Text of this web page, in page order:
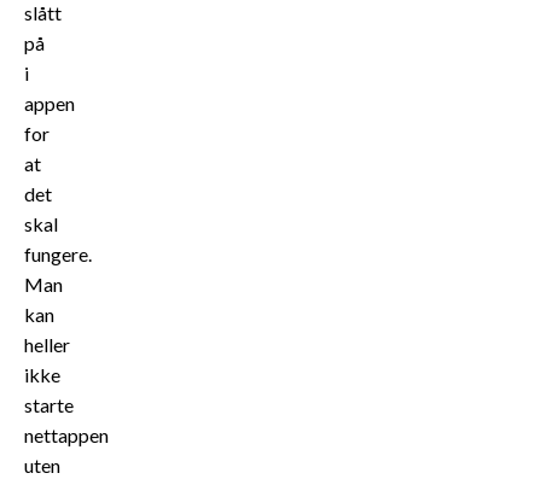
slått
på
i
appen
for
at
det
skal
fungere.
Man
kan
heller
ikke
starte
nettappen
uten